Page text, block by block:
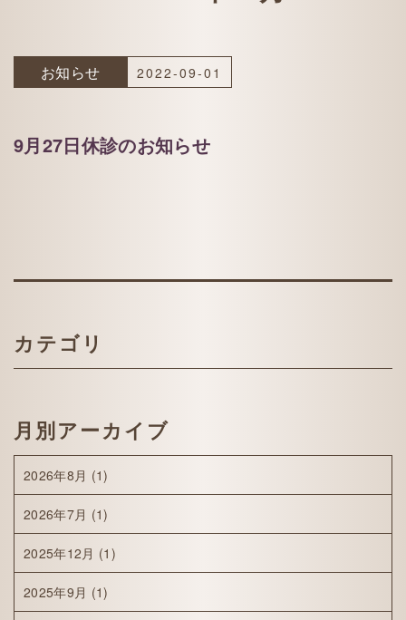
お知らせ 2022-09-01
9月27日休診のお知らせ
カテゴリ
月別アーカイブ
2026年8月 (1)
2026年7月 (1)
2025年12月 (1)
2025年9月 (1)